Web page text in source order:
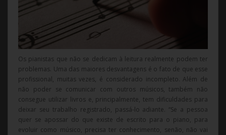
Os pianistas que não se dedicam à leitura realmente podem ter
problemas. Uma das maiores desvantagens é o fato de que esse
profissional, muitas vezes, é considerado incompleto. Além de
não poder se comunicar com outros músicos, também não
consegue utilizar livros e, principalmente, tem dificuldades para
deixar seu trabalho registrado, passá-lo adiante. “Se a pessoa
quer se apossar do que existe de escrito para o piano, para
evoluir como músico, precisa ter conhecimento, senão, não vai